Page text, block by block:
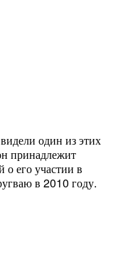
один из этих
принадлежит
о его участии в
в 2010 году.